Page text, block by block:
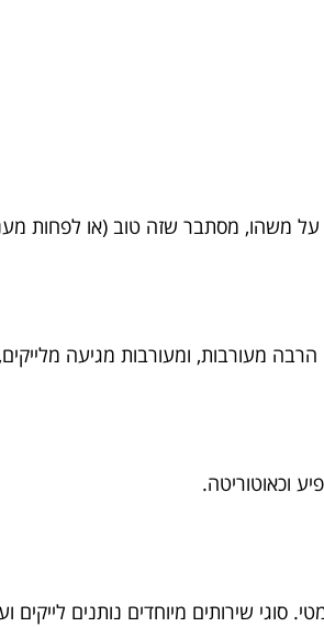
משהו, מסתבר שזה טוב (או לפחות
מעורבות, ומעורבות מגיעה
וכאוטוריטה.
שירותים מיוחדים נותנים לייקים